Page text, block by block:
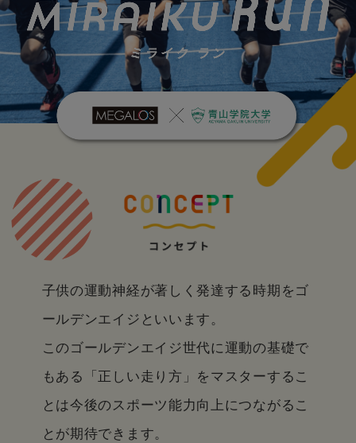
子供の運動神経が著しく発達する時期をゴ
ールデンエイジといいます。
このゴールデンエイジ世代に運動の基礎で
もある「正しい走り方」をマスターするこ
とは今後のスポーツ能力向上につながるこ
とが期待できます。